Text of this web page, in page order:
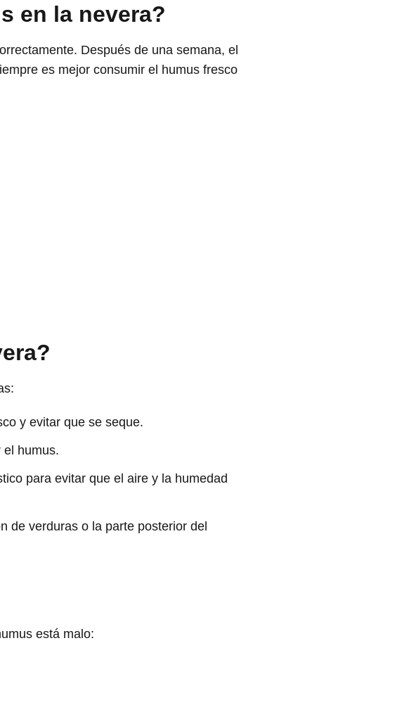
en la nevera?
Después de una semana, el
es mejor consumir el humus fresco
y evitar que se seque.
el humus.
para evitar que el aire y la humedad
de verduras o la parte posterior del
está malo: